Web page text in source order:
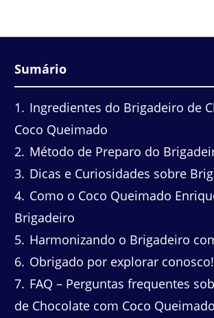
Sumário
1
Ingredientes do Brigadeiro de
Coco Queimado
2 Método de Preparo do
3 Dicas e Curiosidades sobre
4 Como o Coco Queimado
Brigadeiro
5 Harmonizando o Brigadeiro
6 Obrigado por explorar conosco!
7 FAQ – Perguntas frequentes
de Chocolate com Coco Queimado